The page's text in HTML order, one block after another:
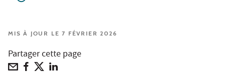
MIS À JOUR LE 7 FÉVRIER 2026
Partager cette page